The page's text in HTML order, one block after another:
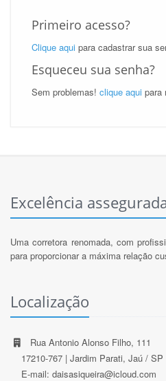
Primeiro acesso?
Clique aqui para cadastrar sua
Esqueceu sua senha?
Sem problemas! clique aqui para
Excelência
Uma corretora renomada, com
para proporcionar a máxima relação
Localização
Rua Antonio Alonso Filho, 111
17210-767 | Jardim Parati, Jaú / SP
E-mail: daisasiqueira@icloud.com